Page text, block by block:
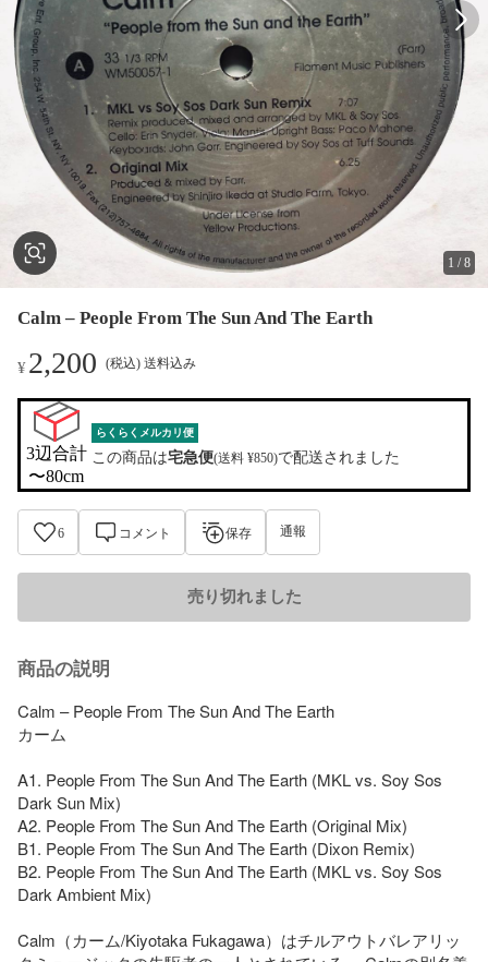
1 /8
Calm – People From The Sun And The Earth
¥2,200 (税込) 送料込み
3辺合計
〜80cm
らくらくメルカリ便
この商品は宅急便(送料 ¥850)で配送されました
6 コメント 保存 通報
売り切れました
商品の説明
Calm – People From The Sun And The Earth
カーム
A1. People From The Sun And The Earth (MKL vs. Soy Sos
Dark Sun Mix)
A2. People From The Sun And The Earth (Original Mix)
B1. People From The Sun And The Earth (Dixon Remix)
B2. People From The Sun And The Earth (MKL vs. Soy Sos
Dark Ambient Mix)
Calm（カーム/Kiyotaka Fukagawa）はチルアウトバレアリッ